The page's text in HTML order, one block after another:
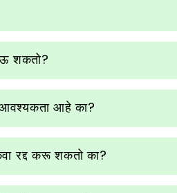
शकतो?
आवश्यकता आहे का?
रद्द करू शकतो का?